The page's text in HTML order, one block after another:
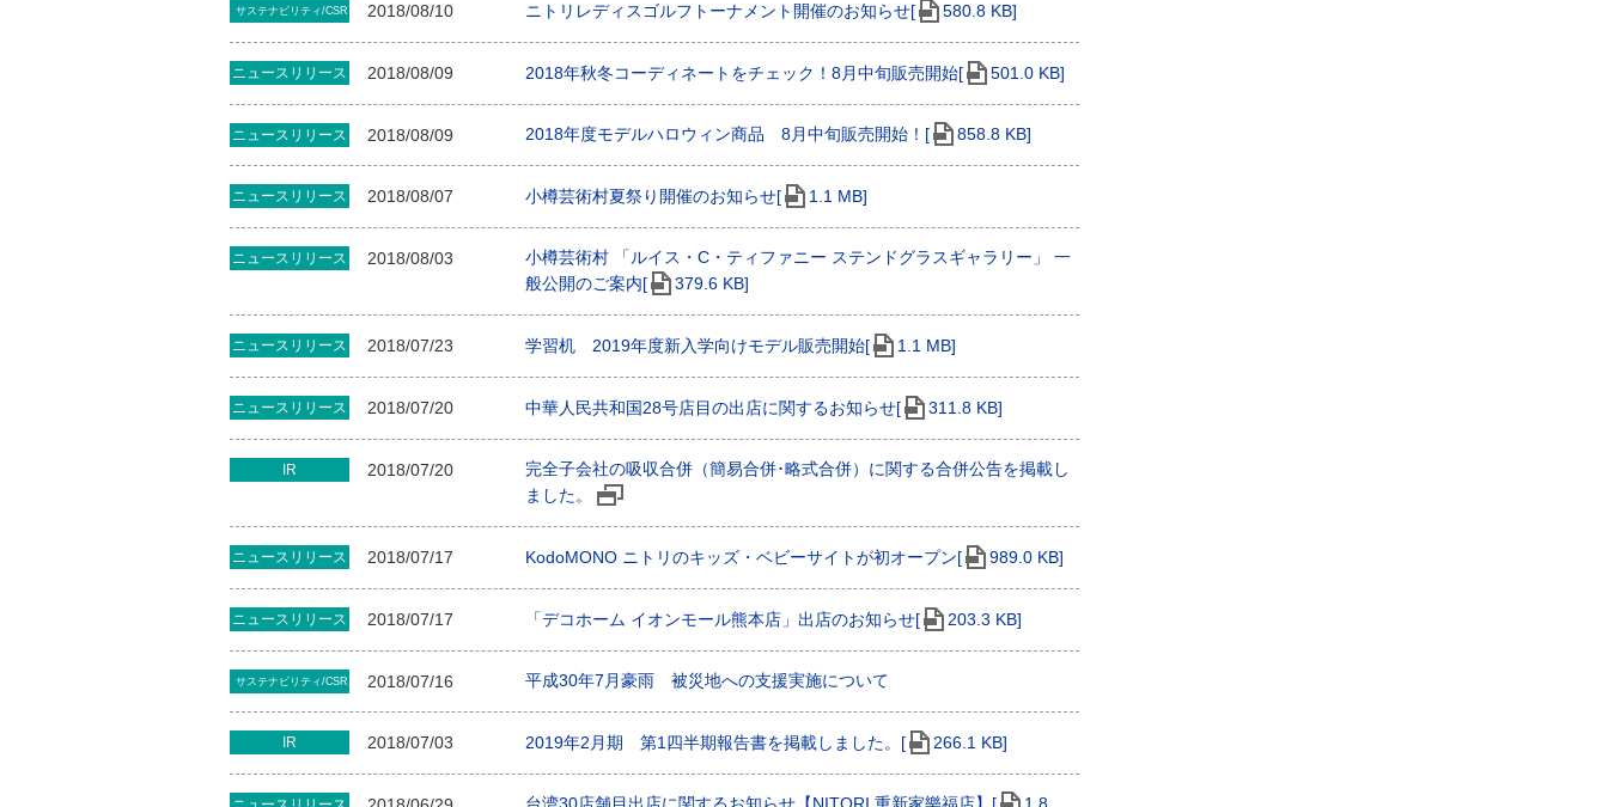
サステナビリティ/CSR 2018/08/10 ニトリレディスゴルフトーナメント開催のお知らせ[ 580.8 KB]
ニュースリリース 2018/08/09 2018年秋冬コーディネートをチェック！8月中旬販売開始[ 501.0 KB]
ニュースリリース 2018/08/09 2018年度モデルハロウィン商品 8月中旬販売開始！[ 858.8 KB]
ニュースリリース 2018/08/07 小樽芸術村夏祭り開催のお知らせ[ 1.1 MB]
ニュースリリース 2018/08/03
小樽芸術村 「ルイス・C・ティファニー ステンドグラスギャラリー」 一
般公開のご案内[
379.6 KB]
ニュースリリース 2018/07/23 学習机 2019年度新入学向けモデル販売開始[ 1.1 MB]
ニュースリリース 2018/07/20 中華人民共和国28号店目の出店に関するお知らせ[ 311.8 KB]
IR 2018/07/20
完全子会社の吸収合併（簡易合併･略式合併）に関する合併公告を掲載し
ました。
ニュースリリース 2018/07/17 KodoMONO ニトリのキッズ・ベビーサイトが初オープン[ 989.0 KB]
ニュースリリース 2018/07/17 「デコホーム イオンモール熊本店」出店のお知らせ[ 203.3 KB]
サステナビリティ/CSR 2018/07/16 平成30年7月豪雨 被災地への支援実施について
IR 2018/07/03 2019年2月期 第1四半期報告書を掲載しました。[ 266.1 KB]